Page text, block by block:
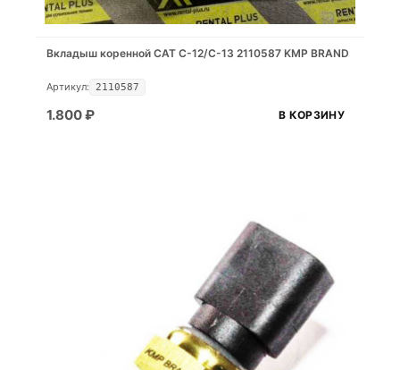
Вкладыш коренной CAT C-12/C-13 2110587 KMP BRAND
Артикул: 2110587
1.800₽ В КОРЗИНУ